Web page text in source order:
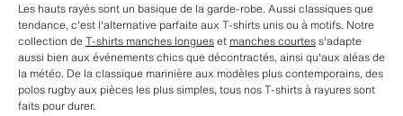
Les hauts rayés sont un basique de la garde-robe. Aussi classiques que
tendance, c'est l'alternative parfaite aux T-shirts unis ou à motifs. Notre
collection deT-shirts manches longueset manches courtess'adapte
aussi bien aux événements chics que décontractés, ainsi qu'aux aléas de
la météo. De la classique marinière aux modèles plus contemporains, des
polos rugby aux pièces les plus simples, tous nos T-shirts à rayures sont
faits pour durer.